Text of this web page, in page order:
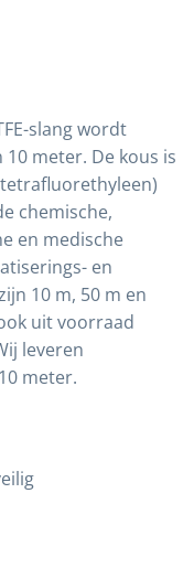
slang wordt
meter. De kous is
chemische,
en medische
en
10 m, 50 m en
uit voorraad
leveren
meter.